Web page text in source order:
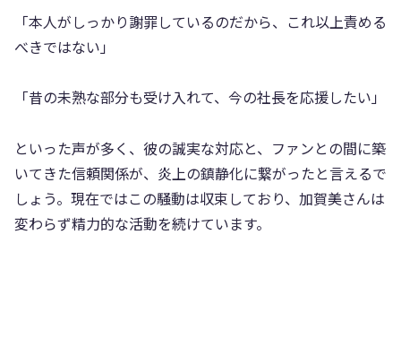
「本人がしっかり謝罪しているのだから、これ以上責める
べきではない」
「昔の未熟な部分も受け入れて、今の社長を応援したい」
といった声が多く、彼の誠実な対応と、ファンとの間に築
いてきた信頼関係が、炎上の鎮静化に繋がったと言えるで
しょう。現在ではこの騒動は収束しており、加賀美さんは
変わらず精力的な活動を続けています。